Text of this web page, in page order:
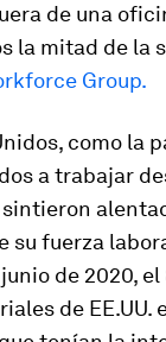
de una
la mitad de la
Group.
como la
a trabajar
su fuerza
de 2020,
de EE.UU.